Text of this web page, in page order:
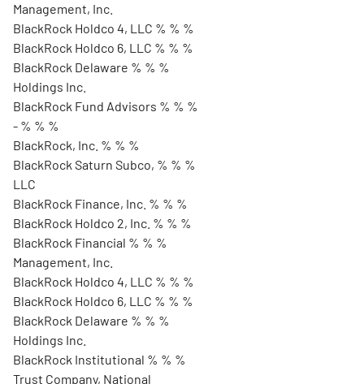
Management, Inc.
BlackRock Holdco 4, LLC % % %
BlackRock Holdco 6, LLC % % %
BlackRock Delaware % % %
Holdings Inc.
BlackRock Fund Advisors % % %
- % % %
BlackRock, Inc. % % %
BlackRock Saturn Subco, % % %
LLC
BlackRock Finance, Inc. % % %
BlackRock Holdco 2, Inc. % % %
BlackRock Financial % % %
Management, Inc.
BlackRock Holdco 4, LLC % % %
BlackRock Holdco 6, LLC % % %
BlackRock Delaware % % %
Holdings Inc.
BlackRock Institutional % % %
Trust Company, National